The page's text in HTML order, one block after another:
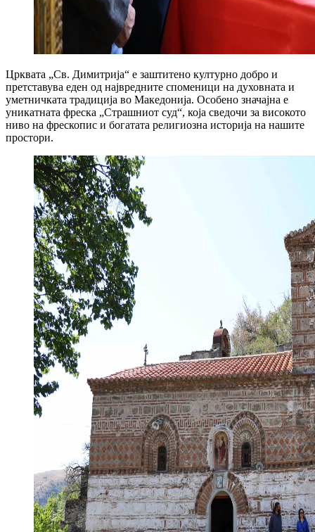
Црквата „Св. Димитрија“ е заштитено културно добро и
претставува еден од највредните споменици на духовната и
уметничката традиција во Македонија. Особено значајна е
уникатната фреска „Страшниот суд“, која сведочи за високото
ниво на фрескопис и богатата религиозна историја на нашите
простори.